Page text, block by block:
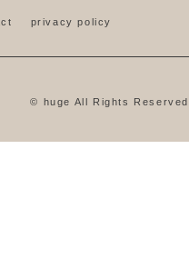
privacy policy
© huge All Rights Reserved.